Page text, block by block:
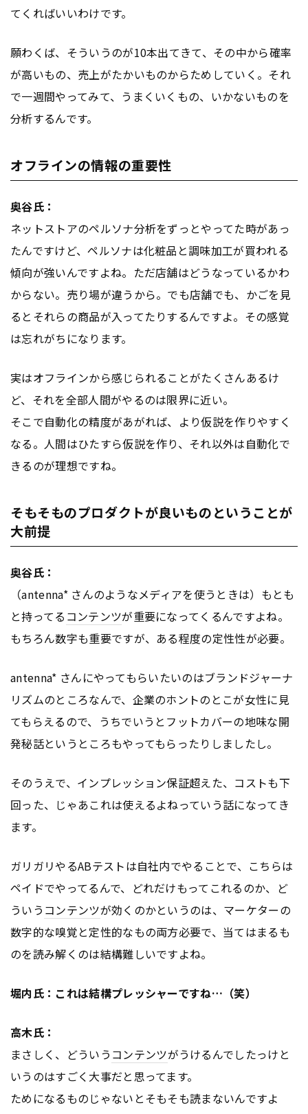
てくればいいわけです。
願わくば、そういうのが10本出てきて、その中から確率
が高いもの、売上がたかいものからためしていく。それ
で一週間やってみて、うまくいくもの、いかないものを
分析するんです。
オフラインの情報の重要性
奥谷氏：
ネットストアのペルソナ分析をずっとやってた時があっ
たんですけど、ペルソナは化粧品と調味加工が買われる
傾向が強いんですよね。ただ店舗はどうなっているかわ
からない。売り場が違うから。でも店舗でも、かごを見
るとそれらの商品が入ってたりするんですよ。その感覚
は忘れがちになります。
実はオフラインから感じられることがたくさんあるけ
ど、それを全部人間がやるのは限界に近い。
そこで自動化の精度があがれば、より仮説を作りやすく
なる。人間はひたすら仮説を作り、それ以外は自動化で
きるのが理想ですね。
そもそものプロダクトが良いものということが
大前提
奥谷氏：
（antenna* さんのようなメディアを使うときは）もとも
と持ってる コンテンツが重要になってくるんですよね。
もちろん数字も重要ですが、ある程度の定性性が必要。
antenna* さんにやってもらいたいのはブランドジャーナ
リズムのところなんで、企業のホントのとこが女性に見
てもらえるので、うちでいうとフットカバーの地味な開
発秘話というところもやってもらったりしましたし。
そのうえで、インプレッション保証超えた、コストも下
回った、じゃあこれは使えるよねっていう話になってき
ます。
ガリガリやるABテストは自社内でやることで、こちらは
ペイドでやってるんで、どれだけもってこれるのか、ど
ういう コンテンツが効くのかというのは、マーケターの
数字的な嗅覚と定性的なもの両方必要で、当てはまるも
のを読み解くのは結構難しいですよね。
堀内氏：これは結構プレッシャーですね…（笑）
高木氏：
まさしく、どういう コンテンツがうけるんでしたっけと
いうのはすごく大事だと思ってます。
ためになるものじゃないとそもそも読まないんですよ